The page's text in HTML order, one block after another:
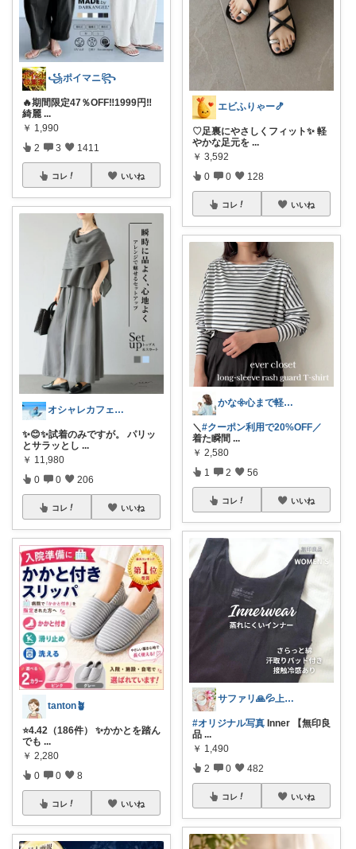
꧁ポイマニ꧂
🔥期間限定47％OFF‼1999円‼️
綺麗 ...
￥ 1,990
2 3 1411
コレ いいね
オシャレカフェAtsu🎗 最高の１日を
✨😊✨試着のみですが。 パリッ
とサラッとし ...
￥ 11,980
0 0 206
コレ いいね
tanton🪴
⭐4.42（186件） ✨かかとを踏ん
でも ...
￥ 2,280
0 0 8
コレ いいね
エビふりゃー🍤
♡足裏にやさしくフィット✨ 軽
やかな足元を ...
￥ 3,592
0 0 128
コレ いいね
かな𖧷心まで軽くなる暮らしの記録🌿
＼#クーポン利用で20%OFF／
着た瞬間 ...
￥ 2,580
1 2 56
コレ いいね
サファリ‎🙏💦上限中
#オリジナル写真 Inner 【無印良
品 ...
￥ 1,490
2 0 482
コレ いいね